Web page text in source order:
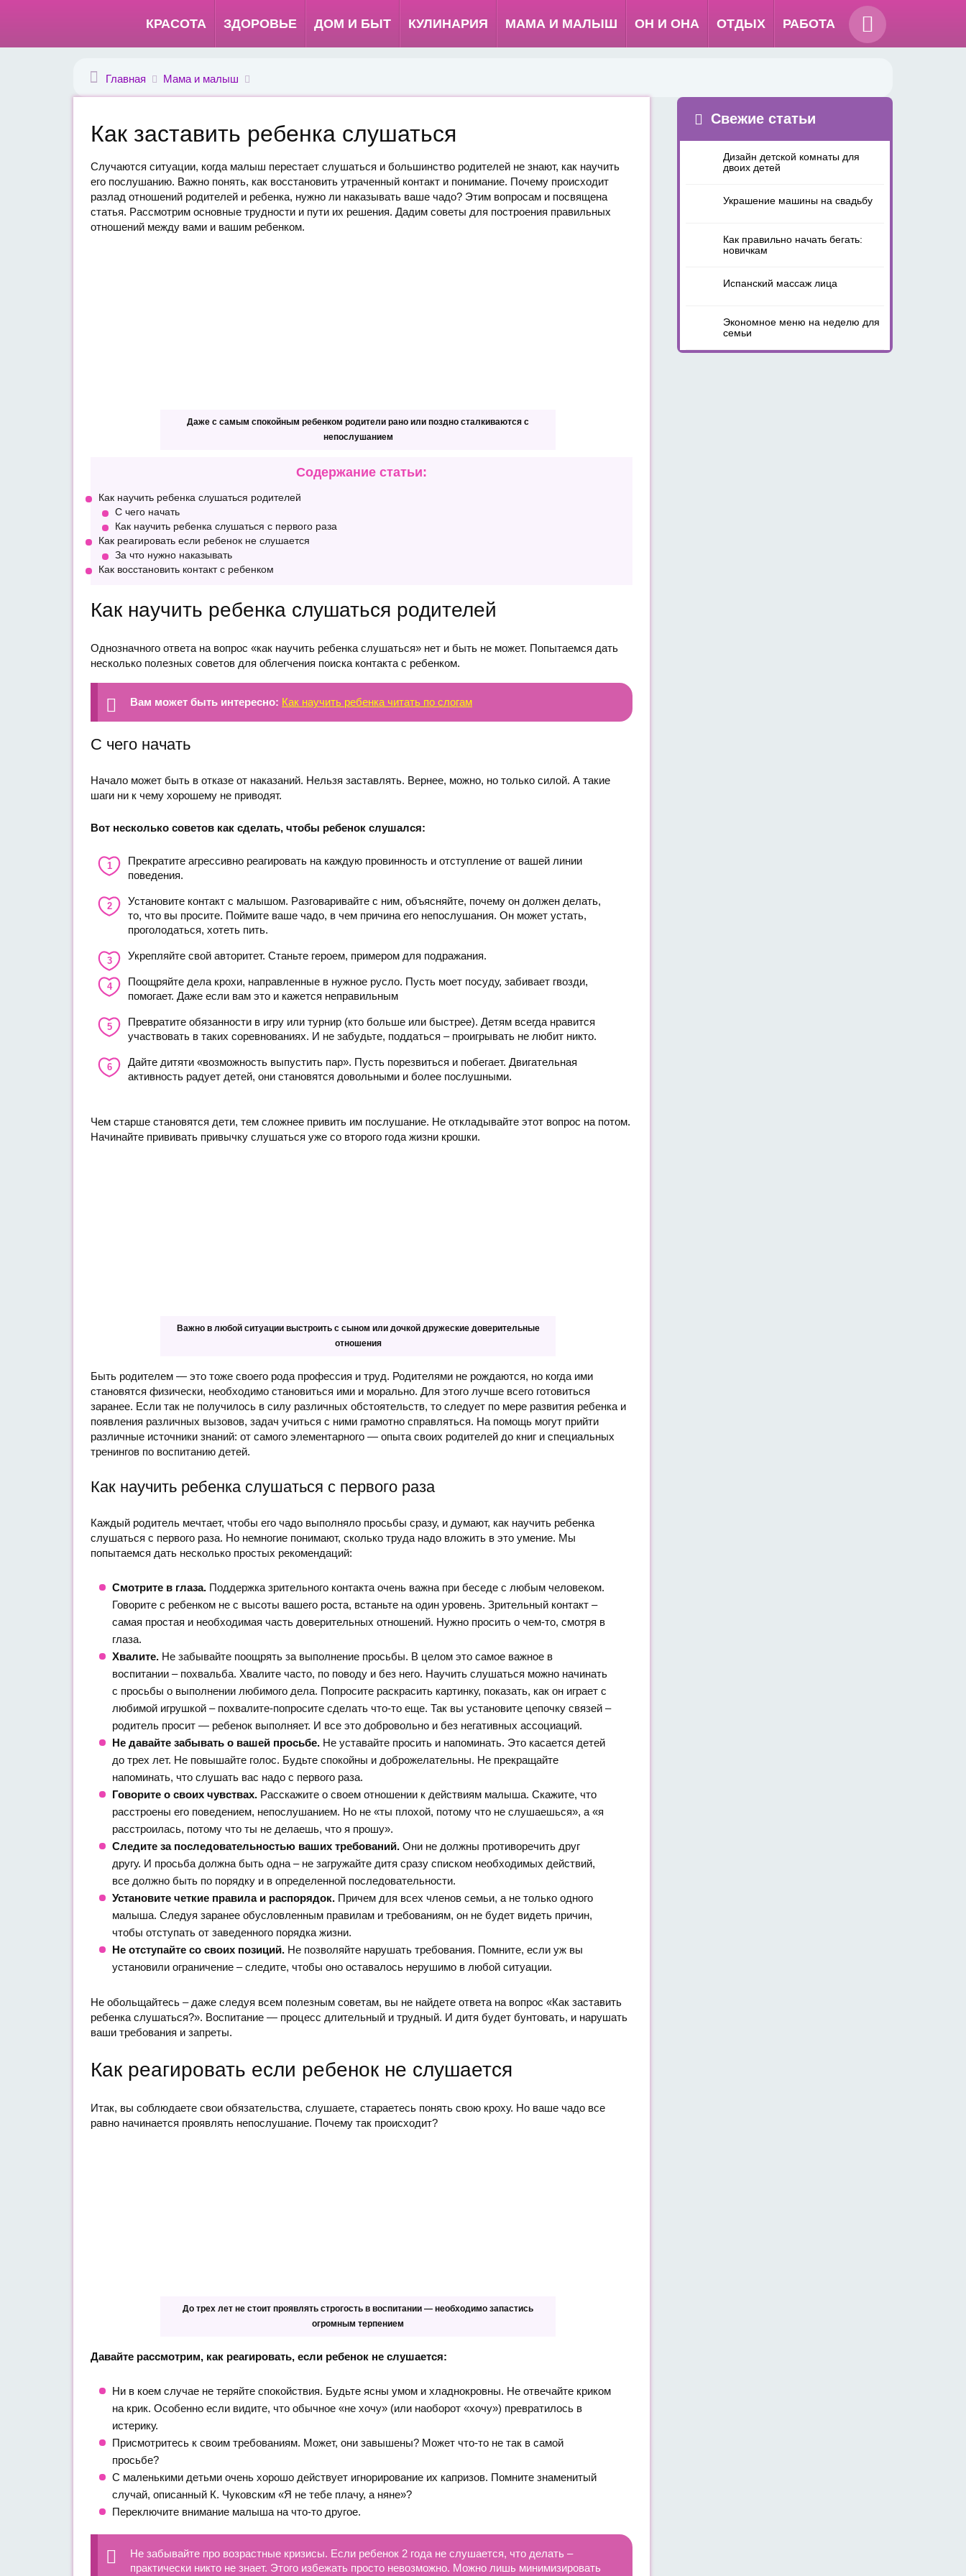
КРАСОТА ЗДОРОВЬЕ ДОМ И БЫТ КУЛИНАРИЯ МАМА И МАЛЫШ ОН И ОНА ОТДЫХ РАБОТА
Главная Мама и малыш
Как заставить ребенка слушаться
Случаются ситуации, когда малыш перестает слушаться и большинство родителей не знают, как научить
его послушанию. Важно понять, как восстановить утраченный контакт и понимание. Почему происходит
разлад отношений родителей и ребенка, нужно ли наказывать ваше чадо? Этим вопросам и посвящена
статья. Рассмотрим основные трудности и пути их решения. Дадим советы для построения правильных
отношений между вами и вашим ребенком.
Даже с самым спокойным ребенком родители рано или поздно сталкиваются с
непослушанием
Содержание статьи:
Как научить ребенка слушаться родителей
С чего начать
Как научить ребенка слушаться с первого раза
Как реагировать если ребенок не слушается
За что нужно наказывать
Как восстановить контакт с ребенком
Как научить ребенка слушаться родителей
Однозначного ответа на вопрос «как научить ребенка слушаться» нет и быть не может. Попытаемся дать
несколько полезных советов для облегчения поиска контакта с ребенком.
Вам может быть интересно: Как научить ребенка читать по слогам
С чего начать
Начало может быть в отказе от наказаний. Нельзя заставлять. Вернее, можно, но только силой. А такие
шаги ни к чему хорошему не приводят.
Вот несколько советов как сделать, чтобы ребенок слушался:
Прекратите агрессивно реагировать на каждую провинность и отступление от вашей линии
поведения.
Установите контакт с малышом. Разговаривайте с ним, объясняйте, почему он должен делать,
то, что вы просите. Поймите ваше чадо, в чем причина его непослушания. Он может устать,
проголодаться, хотеть пить.
Укрепляйте свой авторитет. Станьте героем, примером для подражания.
Поощряйте дела крохи, направленные в нужное русло. Пусть моет посуду, забивает гвозди,
помогает. Даже если вам это и кажется неправильным
Превратите обязанности в игру или турнир (кто больше или быстрее). Детям всегда нравится
участвовать в таких соревнованиях. И не забудьте, поддаться – проигрывать не любит никто.
Дайте дитяти «возможность выпустить пар». Пусть порезвиться и побегает. Двигательная
активность радует детей, они становятся довольными и более послушными.
Чем старше становятся дети, тем сложнее привить им послушание. Не откладывайте этот вопрос на потом.
Начинайте прививать привычку слушаться уже со второго года жизни крошки.
Важно в любой ситуации выстроить с сыном или дочкой дружеские доверительные
отношения
Быть родителем — это тоже своего рода профессия и труд. Родителями не рождаются, но когда ими
становятся физически, необходимо становиться ими и морально. Для этого лучше всего готовиться
заранее. Если так не получилось в силу различных обстоятельств, то следует по мере развития ребенка и
появления различных вызовов, задач учиться с ними грамотно справляться. На помощь могут прийти
различные источники знаний: от самого элементарного — опыта своих родителей до книг и специальных
тренингов по воспитанию детей.
Как научить ребенка слушаться с первого раза
Каждый родитель мечтает, чтобы его чадо выполняло просьбы сразу, и думают, как научить ребенка
слушаться с первого раза. Но немногие понимают, сколько труда надо вложить в это умение. Мы
попытаемся дать несколько простых рекомендаций:
Смотрите в глаза. Поддержка зрительного контакта очень важна при беседе с любым человеком.
Говорите с ребенком не с высоты вашего роста, встаньте на один уровень. Зрительный контакт –
самая простая и необходимая часть доверительных отношений. Нужно просить о чем-то, смотря в
глаза.
Хвалите. Не забывайте поощрять за выполнение просьбы. В целом это самое важное в
воспитании – похвальба. Хвалите часто, по поводу и без него. Научить слушаться можно начинать
с просьбы о выполнении любимого дела. Попросите раскрасить картинку, показать, как он играет с
любимой игрушкой – похвалите-попросите сделать что-то еще. Так вы установите цепочку связей –
родитель просит — ребенок выполняет. И все это добровольно и без негативных ассоциаций.
Не давайте забывать о вашей просьбе. Не уставайте просить и напоминать. Это касается детей
до трех лет. Не повышайте голос. Будьте спокойны и доброжелательны. Не прекращайте
напоминать, что слушать вас надо с первого раза.
Говорите о своих чувствах. Расскажите о своем отношении к действиям малыша. Скажите, что
расстроены его поведением, непослушанием. Но не «ты плохой, потому что не слушаешься», а «я
расстроилась, потому что ты не делаешь, что я прошу».
Следите за последовательностью ваших требований. Они не должны противоречить друг
другу. И просьба должна быть одна – не загружайте дитя сразу списком необходимых действий,
все должно быть по порядку и в определенной последовательности.
Установите четкие правила и распорядок. Причем для всех членов семьи, а не только одного
малыша. Следуя заранее обусловленным правилам и требованиям, он не будет видеть причин,
чтобы отступать от заведенного порядка жизни.
Не отступайте со своих позиций. Не позволяйте нарушать требования. Помните, если уж вы
установили ограничение – следите, чтобы оно оставалось нерушимо в любой ситуации.
Не обольщайтесь – даже следуя всем полезным советам, вы не найдете ответа на вопрос «Как заставить
ребенка слушаться?». Воспитание — процесс длительный и трудный. И дитя будет бунтовать, и нарушать
ваши требования и запреты.
Как реагировать если ребенок не слушается
Итак, вы соблюдаете свои обязательства, слушаете, стараетесь понять свою кроху. Но ваше чадо все
равно начинается проявлять непослушание. Почему так происходит?
До трех лет не стоит проявлять строгость в воспитании — необходимо запастись
огромным терпением
Давайте рассмотрим, как реагировать, если ребенок не слушается:
Ни в коем случае не теряйте спокойствия. Будьте ясны умом и хладнокровны. Не отвечайте криком
на крик. Особенно если видите, что обычное «не хочу» (или наоборот «хочу») превратилось в
истерику.
Присмотритесь к своим требованиям. Может, они завышены? Может что-то не так в самой
просьбе?
С маленькими детьми очень хорошо действует игнорирование их капризов. Помните знаменитый
случай, описанный К. Чуковским «Я не тебе плачу, а няне»?
Переключите внимание малыша на что-то другое.
Не забывайте про возрастные кризисы. Если ребенок 2 года не слушается, что делать –
практически никто не знает. Этого избежать просто невозможно. Можно лишь минимизировать
Свежие статьи
Дизайн детской комнаты для
двоих детей
Украшение машины на свадьбу
Как правильно начать бегать:
новичкам
Испанский массаж лица
Экономное меню на неделю для
семьи